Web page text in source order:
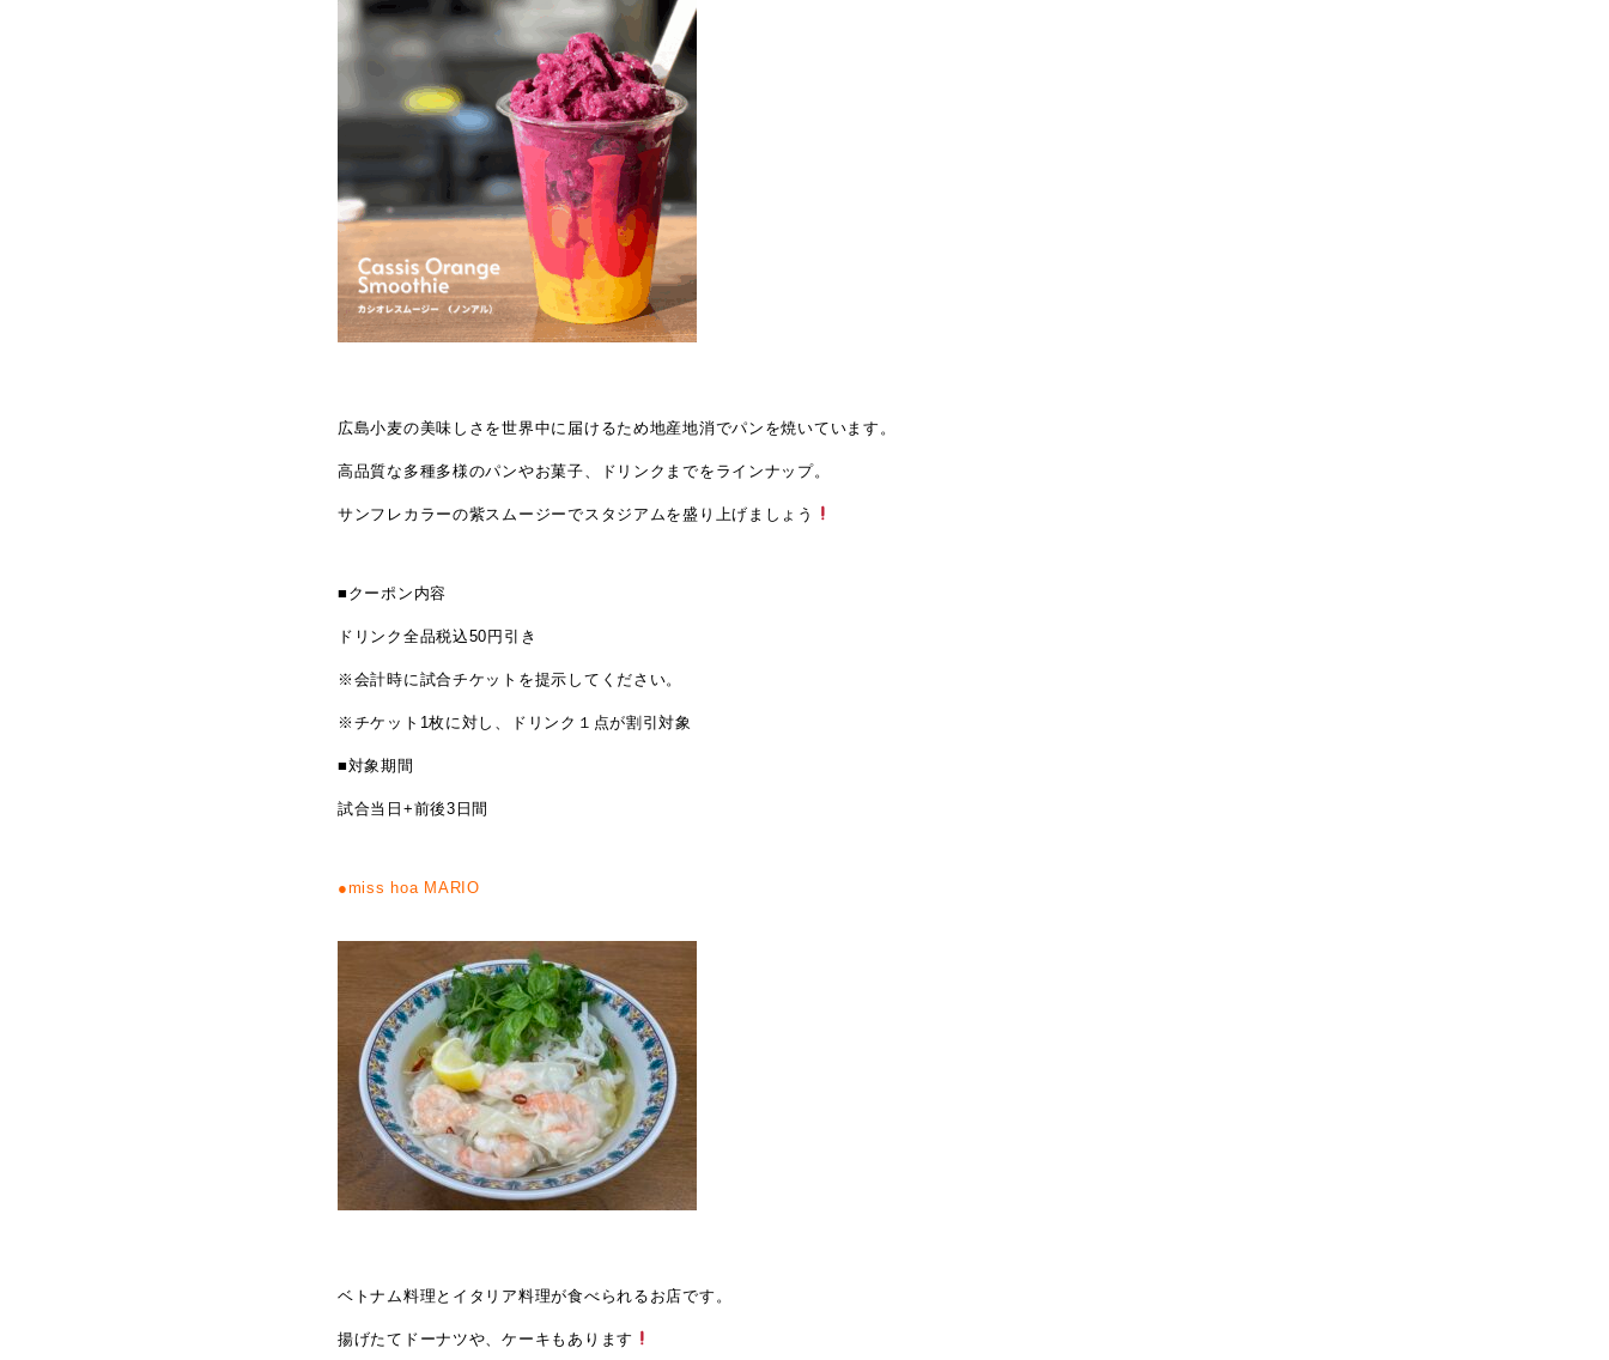
広島小麦の美味しさを世界中に届けるため地産地消でパンを焼いています。
高品質な多種多様のパンやお菓子、ドリンクまでをラインナップ。
サンフレカラーの紫スムージーでスタジアムを盛り上げましょう
■クーポン内容
ドリンク全品税込50円引き
※会計時に試合チケットを提示してください。
※チケット1枚に対し、ドリンク１点が割引対象
■対象期間
試合当日+前後3日間
●miss hoa MARIO
ベトナム料理とイタリア料理が食べられるお店です。
揚げたてドーナツや、ケーキもあります